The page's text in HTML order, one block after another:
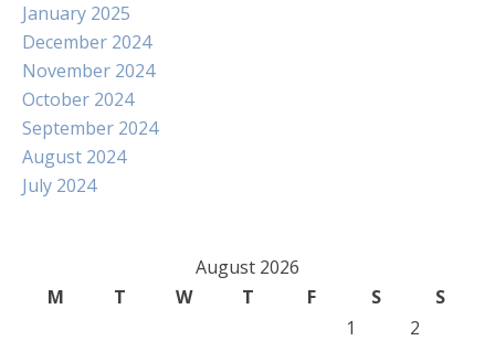
January 2025
December 2024
November 2024
October 2024
September 2024
August 2024
July 2024
August 2026
M
T W T F S
S
1
2